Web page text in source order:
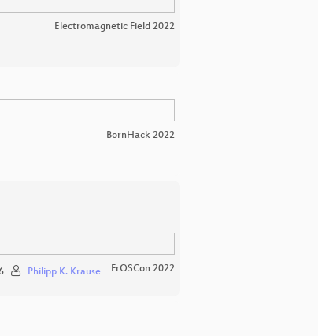
Electromagnetic Field 2022
BornHack 2022
Philipp K. Krause FrOSCon 2022